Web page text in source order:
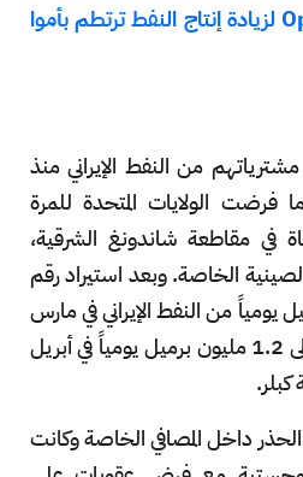
خطط +Opec لزيادة إنتاج النفط ترتطم بأموا
من النفط الإيراني منذ
فرضت الولايات المتحدة للمرة
في مقاطعة شاندونغ الشرقية،
الخاصة. وبعد استيراد رقم
برميل يومياً من النفط الإيراني في مارس
آذار، انخفضت المشتريات إلى 1.2 مليون برميل يومياً في أبريل
داخل المصافي الخاصة وكانت